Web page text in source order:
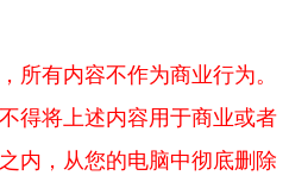
所有内容不作为商业行为。
得将上述内容用于商业或者
内，从您的电脑中彻底删除